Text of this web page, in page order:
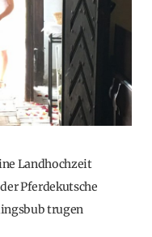
Landhochzeit
Pferdekutsche
trugen